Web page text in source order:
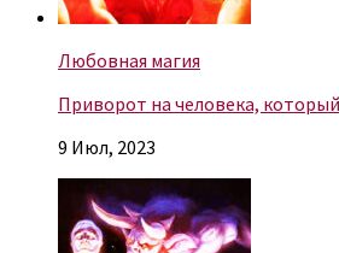
Любовная магия
Приворот на человека,
9 Июл, 2023